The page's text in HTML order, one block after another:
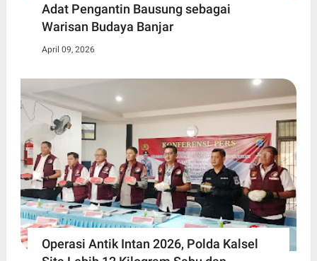
Adat Pengantin Bausung sebagai
Warisan Budaya Banjar
April 09, 2026
Operasi Antik Intan 2026, Polda Kalsel